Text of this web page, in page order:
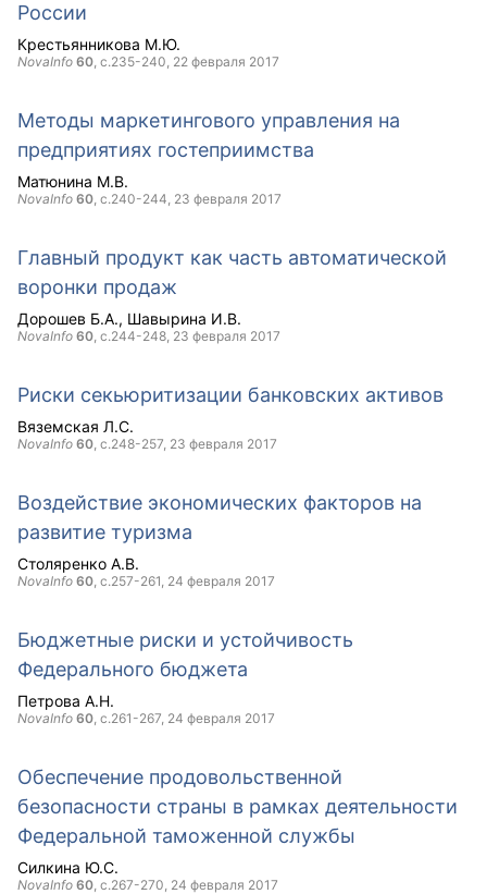
России
Крестьянникова М.Ю.
NovaInfo 60, с.235-240, 22 февраля 2017
Методы маркетингового управления на
предприятиях гостеприимства
Матюнина М.В.
NovaInfo 60, с.240-244, 23 февраля 2017
Главный продукт как часть автоматической
воронки продаж
Дорошев Б.А. Шавырина И.В.
NovaInfo 60, с.244-248, 23 февраля 2017
Риски секьюритизации банковских активов
Вяземская Л.С.
NovaInfo 60, с.248-257, 23 февраля 2017
Воздействие экономических факторов на
развитие туризма
Столяренко А.В.
NovaInfo 60, с.257-261, 24 февраля 2017
Бюджетные риски и устойчивость
Федерального бюджета
Петрова А.Н.
NovaInfo 60, с.261-267, 24 февраля 2017
Обеспечение продовольственной
безопасности страны в рамках деятельности
Федеральной таможенной службы
Силкина Ю.С.
NovaInfo 60, с.267-270, 24 февраля 2017